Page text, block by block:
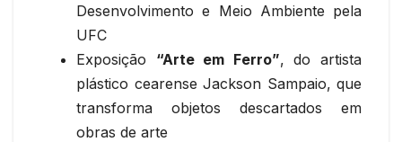
Desenvolvimento e Meio Ambiente pela
UFC
Exposição “Arte em Ferro”, do artista
plástico cearense Jackson Sampaio, que
transforma objetos descartados em
obras de arte